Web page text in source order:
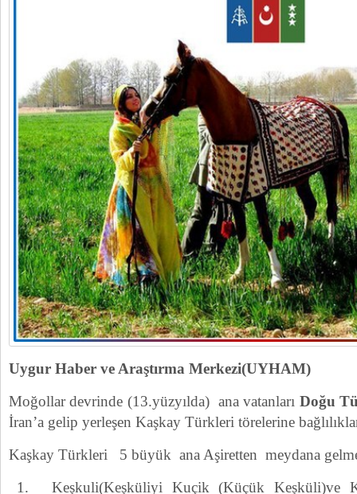
Uygur Haber ve Araştırma Merkezi(UYHAM)
Moğollar devrinde (13.yüzyılda) ana vatanları Doğu
İran’a gelip yerleşen Kaşkay Türkleri törelerine
Kaşkay Türkleri 5 büyük ana Aşiretten meydana
Keşkuli(Keşküliyi Kuçik (Küçük Keşküli)ve